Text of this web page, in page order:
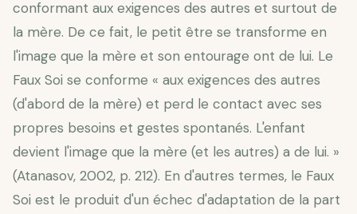
conformant aux exigences des autres et surtout de
la mère. De ce fait, le petit être se transforme en
l'image que la mère et son entourage ont de lui. Le
Faux Soi se conforme « aux exigences des autres
(d'abord de la mère) et perd le contact avec ses
propres besoins et gestes spontanés. L'enfant
devient l'image que la mère (et les autres) a de lui. »
(Atanasov, 2002, p. 212). En d'autres termes, le Faux
Soi est le produit d'un échec d'adaptation de la part